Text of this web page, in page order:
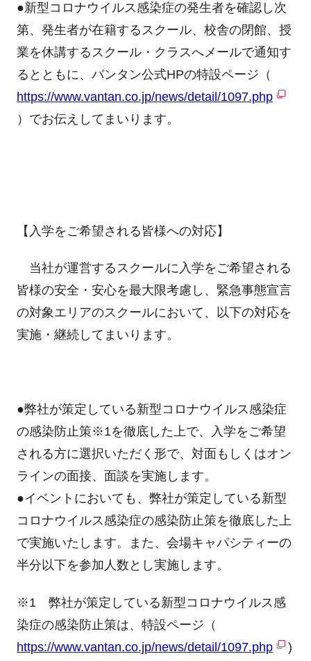
●新型コロナウイルス感染症の発生者を確認し次
第、発生者が在籍するスクール、校舎の閉館、授
業を休講するスクール・クラスへメールで通知す
るとともに、バンタン公式HPの特設ページ（
https://www.vantan.co.jp/news/detail/1097.php
）でお伝えしてまいります。
【入学をご希望される皆様への対応】
当社が運営するスクールに入学をご希望される
皆様の安全・安心を最大限考慮し、緊急事態宣言
の対象エリアのスクールにおいて、以下の対応を
実施・継続してまいります。
●弊社が策定している新型コロナウイルス感染症
の感染防止策※1を徹底した上で、入学をご希望
される方に選択いただく形で、対面もしくはオン
ラインの面接、面談を実施します。
●イベントにおいても、弊社が策定している新型
コロナウイルス感染症の感染防止策を徹底した上
で実施いたします。また、会場キャパシティーの
半分以下を参加人数とし実施します。
※1 弊社が策定している新型コロナウイルス感
染症の感染防止策は、特設ページ（
https://www.vantan.co.jp/news/detail/1097.php
)